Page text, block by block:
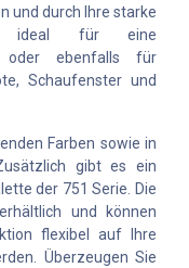
und durch Ihre starke
ideal für eine
oder ebenfalls für
Schaufenster und
Farben sowie in
gibt es ein
der 751 Serie. Die
und können
flexibel auf Ihre
Überzeugen Sie